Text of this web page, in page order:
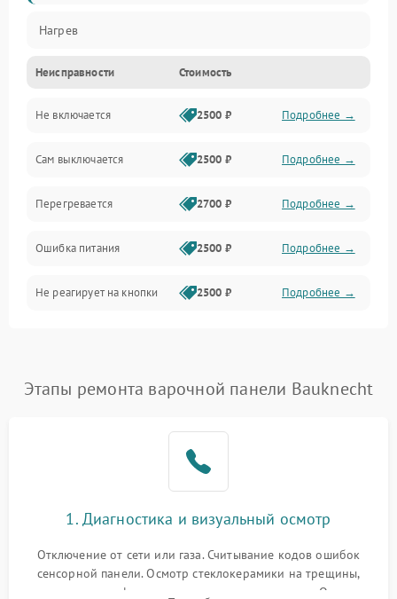
Нагрев
Неисправности Стоимость
Не включается 2500 ₽ Подробнее →
Сам выключается 2500 ₽ Подробнее →
Перегревается 2700 ₽ Подробнее →
Ошибка питания 2500 ₽ Подробнее →
Не реагирует на кнопки 2500 ₽ Подробнее →
Этапы ремонта варочной панели Bauknecht
1. Диагностика и визуальный осмотр
Отключение от сети или газа. Считывание кодов ошибок
сенсорной панели. Осмотр стеклокерамики на трещины,
проверка конфорок на равномерность нагрева. Опрос